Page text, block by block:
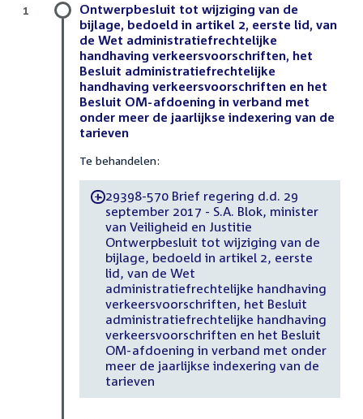
Ontwerpbesluit tot wijziging van de
bijlage, bedoeld in artikel 2, eerste lid, van
de Wet administratiefrechtelijke
handhaving verkeersvoorschriften, het
Besluit administratiefrechtelijke
handhaving verkeersvoorschriften en het
Besluit OM-afdoening in verband met
onder meer de jaarlijkse indexering van de
tarieven
Te behandelen:
-29398-570 Brief regering d.d. 29
september 2017 - S.A. Blok, minister
van Veiligheid en Justitie
Ontwerpbesluit tot wijziging van de
bijlage, bedoeld in artikel 2, eerste
lid, van de Wet
administratiefrechtelijke handhaving
verkeersvoorschriften, het Besluit
administratiefrechtelijke handhaving
verkeersvoorschriften en het Besluit
OM-afdoening in verband met onder
meer de jaarlijkse indexering van de
tarieven
1